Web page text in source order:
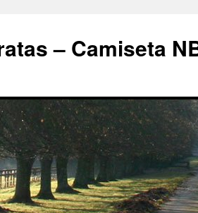
– Camiseta